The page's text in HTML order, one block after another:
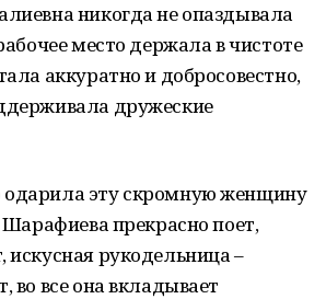
никогда не опаздывала
место держала в чистоте
аккуратно и добросовестно,
дружеские
эту скромную женщину
прекрасно поет,
искусная рукодельница –
во все она вкладывает